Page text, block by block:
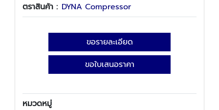
ตราสินค้า : DYNA Compressor
ขอรายละเอียด
ขอใบเสนอราคา
หมวดหมู่